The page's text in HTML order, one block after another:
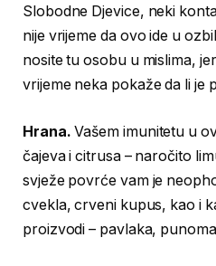
Slobodne Djevice, neki
nije vrijeme da ovo ide u
nosite tu osobu u mislima,
vrijeme neka pokaže da li je
Hrana. Vašem imunitetu u
čajeva i citrusa – naročito
svježe povrće vam je
cvekla, crveni kupus, kao i
proizvodi – pavlaka,